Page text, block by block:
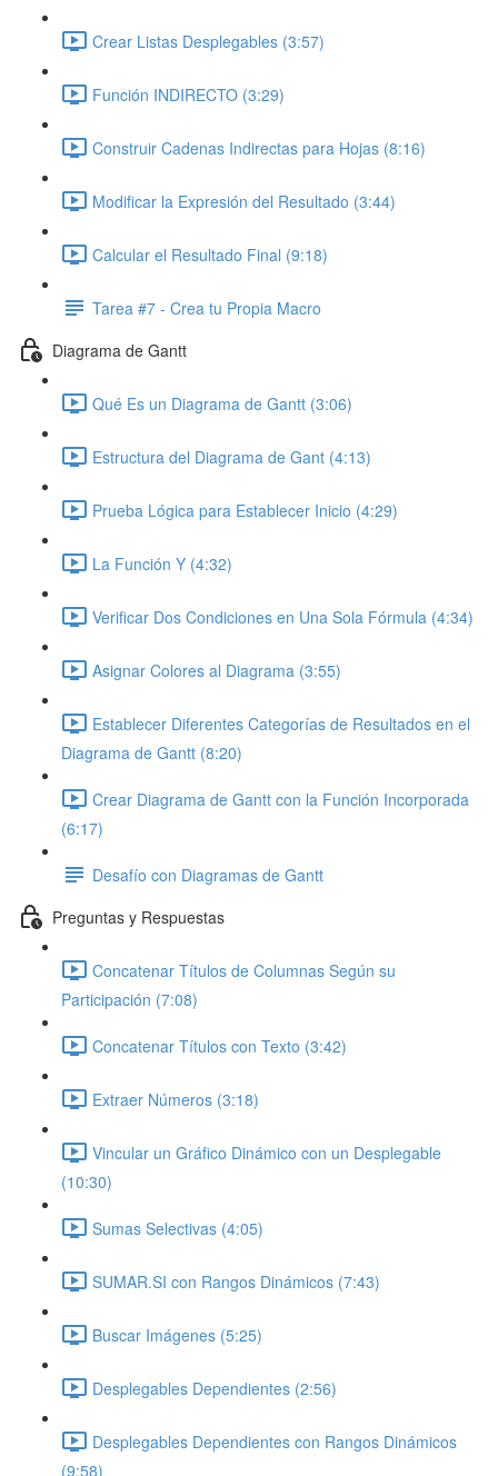
Crear Listas Desplegables (3:57)
Función INDIRECTO (3:29)
Construir Cadenas Indirectas para Hojas (8:16)
Modificar la Expresión del Resultado (3:44)
Calcular el Resultado Final (9:18)
Tarea #7 - Crea tu Propia Macro
Diagrama de Gantt
Qué Es un Diagrama de Gantt (3:06)
Estructura del Diagrama de Gant (4:13)
Prueba Lógica para Establecer Inicio (4:29)
La Función Y (4:32)
Verificar Dos Condiciones en Una Sola Fórmula (4:34)
Asignar Colores al Diagrama (3:55)
Establecer Diferentes Categorías de Resultados en el
Diagrama de Gantt (8:20)
Crear Diagrama de Gantt con la Función Incorporada
(6:17)
Desafío con Diagramas de Gantt
Preguntas y Respuestas
Concatenar Títulos de Columnas Según su
Participación (7:08)
Concatenar Títulos con Texto (3:42)
Extraer Números (3:18)
Vincular un Gráfico Dinámico con un Desplegable
(10:30)
Sumas Selectivas (4:05)
SUMAR.SI con Rangos Dinámicos (7:43)
Buscar Imágenes (5:25)
Desplegables Dependientes (2:56)
Desplegables Dependientes con Rangos Dinámicos
(9:58)